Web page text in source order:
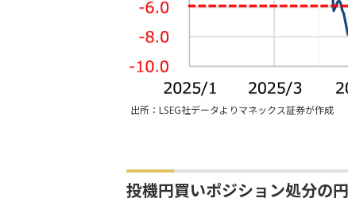
出所：LSEG社データよりマネックス証券が作成
投機円買いポジション処分の